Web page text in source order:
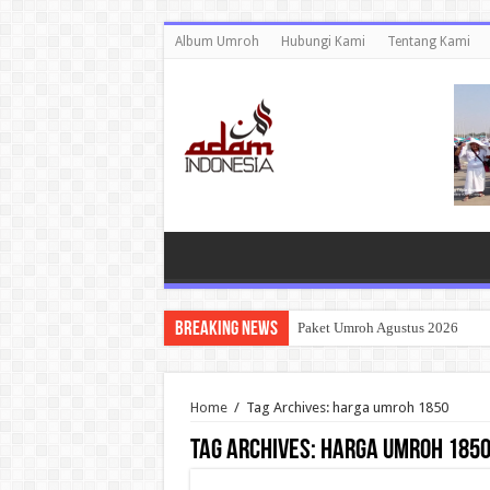
Album Umroh Hubungi Kami Tentang Kami
Breaking News Paket Umroh Agustus 2026
Home / Tag Archives: harga umroh 1850
Tag Archives: harga umroh 1850